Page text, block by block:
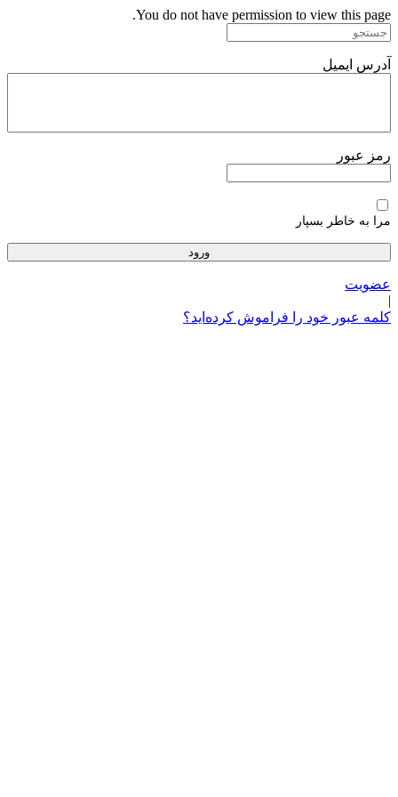
پرش
به
You do not have permission to view this page.
آدرس ایمیل
رمز عبور
مرا به خاطر بسپار
عضویت
|
کلمه عبور خود را فراموش کرده‌اید؟